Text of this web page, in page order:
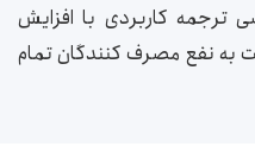
کاربردی با افزایش
به نفع مصرف کنندگان تمام